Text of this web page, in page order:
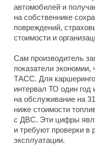
автомобилей и
на собственнике
повреждений,
стоимости и
Сам производитель
показатели
ТАСС. Для
интервал ТО один год
на обслуживание на
ниже стоимости
с ДВС. Эти цифры
и требуют проверки в
эксплуатации.